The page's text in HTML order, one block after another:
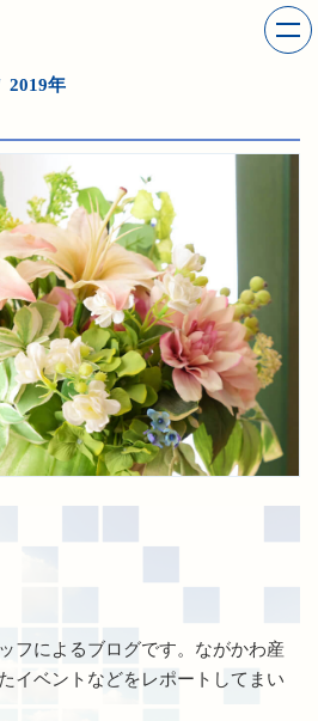
2019年
フによるブログです。ながかわ産
イベントなどをレポートしてまい